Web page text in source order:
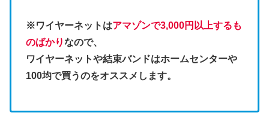
※ワイヤーネットはアマゾンで3,000円以上するも
のばかりなので、
ワイヤーネットや結束バンドはホームセンターや
100均で買うのをオススメします。